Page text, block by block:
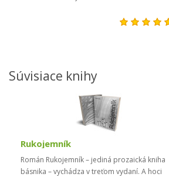
Súvisiace knihy
Rukojemník
Román Rukojemník – jediná prozaická kniha
básnika – vychádza v treťom vydaní. A hoci